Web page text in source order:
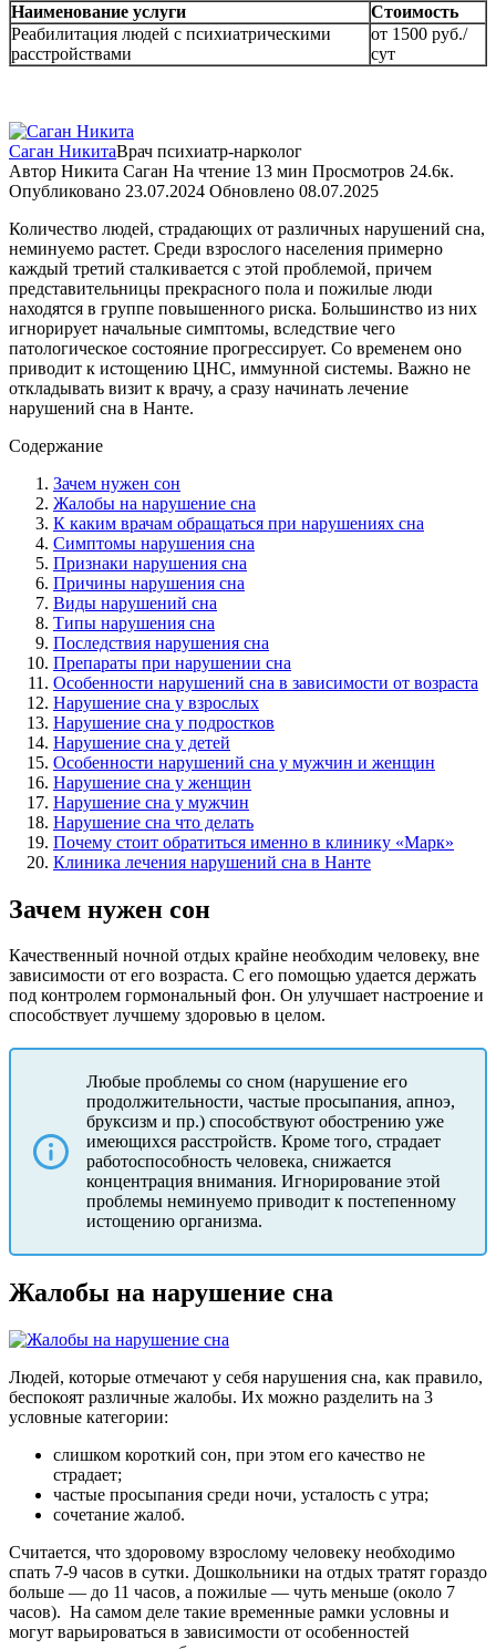
Наименование услуги
Стоимость
Реабилитация людей с психиатрическими
расстройствами
от 1500 руб./
сут
Саган НикитаВрач психиатр-нарколог
Автор Никита Саган На чтение 13 мин Просмотров 24.6к.
Опубликовано 23.07.2024 Обновлено 08.07.2025
Количество людей, страдающих от различных нарушений сна,
неминуемо растет. Среди взрослого населения примерно
каждый третий сталкивается с этой проблемой, причем
представительницы прекрасного пола и пожилые люди
находятся в группе повышенного риска. Большинство из них
игнорирует начальные симптомы, вследствие чего
патологическое состояние прогрессирует. Со временем оно
приводит к истощению ЦНС, иммунной системы. Важно не
откладывать визит к врачу, а сразу начинать лечение
нарушений сна в Нанте.
Содержание
Зачем нужен сон
Жалобы на нарушение сна
К каким врачам обращаться при нарушениях сна
Симптомы нарушения сна
Признаки нарушения сна
Причины нарушения сна
Виды нарушений сна
Типы нарушения сна
Последствия нарушения сна
Препараты при нарушении сна
Особенности нарушений сна в зависимости от возраста
Нарушение сна у взрослых
Нарушение сна у подростков
Нарушение сна у детей
Особенности нарушений сна у мужчин и женщин
Нарушение сна у женщин
Нарушение сна у мужчин
Нарушение сна что делать
Почему стоит обратиться именно в клинику «Марк»
Клиника лечения нарушений сна в Нанте
Зачем нужен сон
Качественный ночной отдых крайне необходим человеку, вне
зависимости от его возраста. С его помощью удается держать
под контролем гормональный фон. Он улучшает настроение и
способствует лучшему здоровью в целом.
Любые проблемы со сном (нарушение его
продолжительности, частые просыпания, апноэ,
бруксизм и пр.) способствуют обострению уже
имеющихся расстройств. Кроме того, страдает
работоспособность человека, снижается
концентрация внимания. Игнорирование этой
проблемы неминуемо приводит к постепенному
истощению организма.
Жалобы на нарушение сна
Людей, которые отмечают у себя нарушения сна, как правило,
беспокоят различные жалобы. Их можно разделить на 3
условные категории:
слишком короткий сон, при этом его качество не
страдает;
частые просыпания среди ночи, усталость с утра;
сочетание жалоб.
Считается, что здоровому взрослому человеку необходимо
спать 7-9 часов в сутки. Дошкольники на отдых тратят гораздо
больше — до 11 часов, а пожилые — чуть меньше (около 7
часов). На самом деле такие временные рамки условны и
могут варьироваться в зависимости от особенностей